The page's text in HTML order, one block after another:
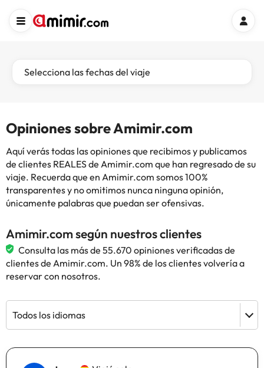
Selecciona las fechas del viaje
Opiniones sobre Amimir.com
Aquí verás todas las opiniones que recibimos y publicamos
de clientes REALES de Amimir.com que han regresado de su
viaje. Recuerda que en Amimir.com somos 100%
transparentes y no omitimos nunca ninguna opinión,
únicamente palabras que puedan ser ofensivas.
Amimir.com según nuestros clientes
Consulta las más de 55.670 opiniones verificadas de
clientes de Amimir.com. Un 98% de los clientes volvería a
reservar con nosotros.